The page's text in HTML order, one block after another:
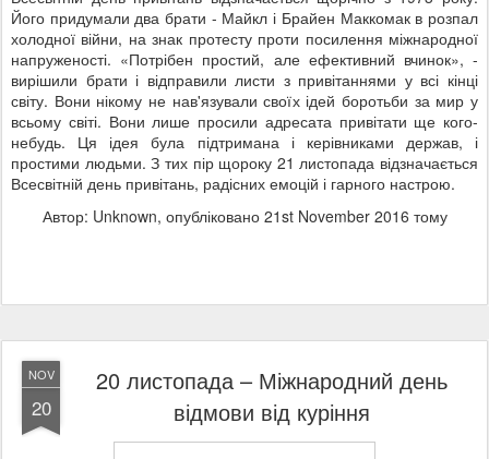
Його придумали два брати - Майкл і Брайен Маккомак в розпал
холодної війни, на знак протесту проти посилення міжнародної
напруженості. «Потрібен простий, але ефективний вчинок», -
вирішили брати і відправили листи з привітаннями у всі кінці
світу. Вони нікому не нав'язували своїх ідей боротьби за мир у
всьому світі. Вони лише просили адресата привітати ще кого-
небудь. Ця ідея була підтримана і керівниками держав, і
простими людьми. З тих пір щороку 21 листопада відзначається
Всесвітній день привітань, радісних емоцій і гарного настрою.
Автор: Unknown, опубліковано 21st November 2016 тому
NOV
20
20 листопада – Міжнародний день
відмови від куріння